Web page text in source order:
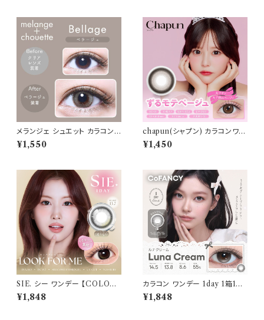
メランジェ シュエット カラコン
ワンデー 【ベラージュ 】 1箱10
枚 14.5mm 度なし chouette 1
¥1,550
chapun(シャプン) カラコンワン
デー【COLOR：ずるモテベージ
ュ】1箱10枚 デイリー 使い捨て
日 高含水 カラコン カラー コン
タクト コンタクトレンズ
¥1,450
SIE. シー ワンデー 【COLOR：
ルックフォーミー 】 1箱10枚入
シリコーン 回らない水光レンズ
¥1,848
カラコン ワンデー 1day 1箱10
枚入り コファンシー【COLOR：
ルナクリーム】 度あり 度なし 1
¥1,848